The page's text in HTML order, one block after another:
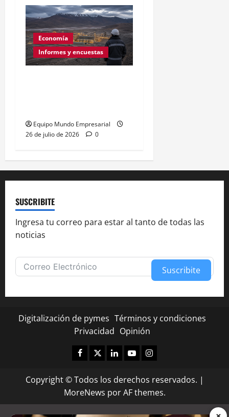
Economía
Informes y encuestas
Equipo Mundo Empresarial
26 de julio de 2026
0
SUSCRIBITE
Ingresa tu correo para estar al tanto de todas las
noticias
Suscribite
Digitalización de pymes Términos y condiciones
Privacidad Opinión
Facebook
TwitterLinkedinYoutubeInstagram
Copyright © Todos los derechos reservados. |
MoreNews por AF themes.